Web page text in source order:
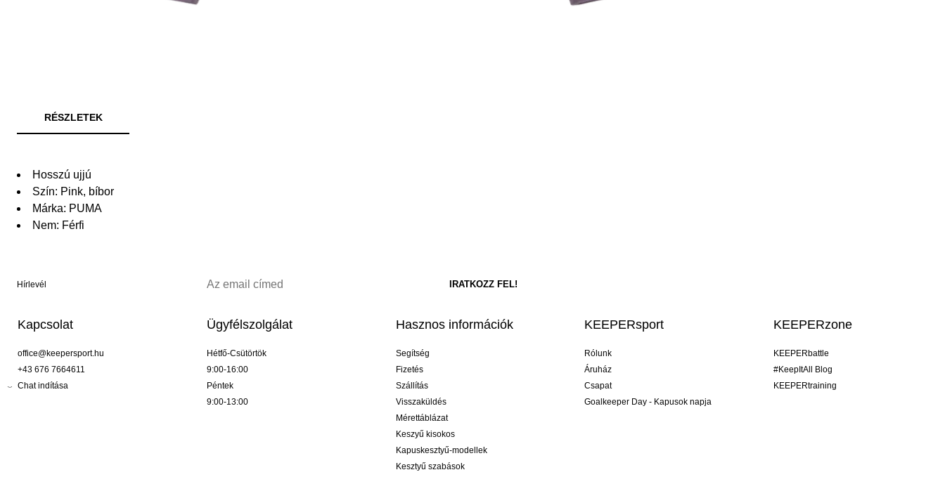
RÉSZLETEK
Hosszú ujjú
Szín: Pink, bíbor
Márka: PUMA
Nem: Férfi
Hírlevél
Kapcsolat
office@keepersport.hu
+43 676 7664611
Chat indítása
Ügyfélszolgálat
Hétfő-Csütörtök
9:00-16:00
Péntek
9:00-13:00
Hasznos információk
Segítség
Fizetés
Szállítás
Visszaküldés
Mérettáblázat
Keszyű kisokos
Kapuskesztyű-modellek
Kesztyű szabások
KEEPERsport
Rólunk
Áruház
Csapat
Goalkeeper Day - Kapusok napja
KEEPERzone
KEEPERbattle
#KeepItAll Blog
KEEPERtraining